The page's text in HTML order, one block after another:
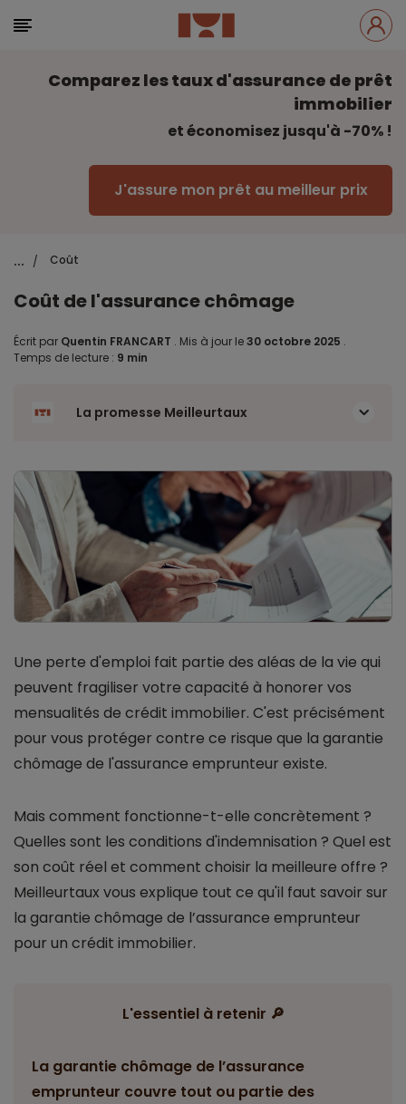
Comparez les taux d'assurance de prêt
immobilier
et économisez jusqu'à -70% !
J'assure mon prêt au meilleur prix
... / Coût
Coût de l'assurance chômage
Écrit par Quentin FRANCART . Mis à jour le30 octobre 2025 .
Temps de lecture : 9 min
La promesse Meilleurtaux
Une perte d'emploi fait partie des aléas de la vie qui
peuvent fragiliser votre capacité à honorer vos
mensualités de crédit immobilier. C'est précisément
pour vous protéger contre ce risque que la garantie
chômage de l'assurance emprunteur existe.
Mais comment fonctionne-t-elle concrètement ?
Quelles sont les conditions d'indemnisation ? Quel est
son coût réel et comment choisir la meilleure offre ?
Meilleurtaux vous explique tout ce qu'il faut savoir sur
la garantie chômage de l’assurance emprunteur
pour un crédit immobilier.
L'essentiel à retenir 🔎
La garantie chômage de l’assurance
emprunteur couvre tout ou partie des